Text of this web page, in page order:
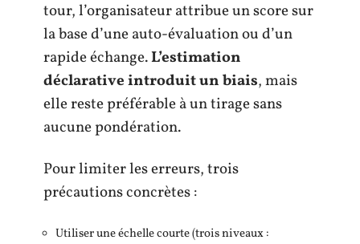
tour, l’organisateur attribue un score sur
la base d’une auto-évaluation ou d’un
rapide échange.L’estimation
déclarative introduit un biais, mais
elle reste préférable à un tirage sans
aucune pondération.
Pour limiter les erreurs, trois
précautions concrètes :
Utiliser une échelle courte (trois niveaux :